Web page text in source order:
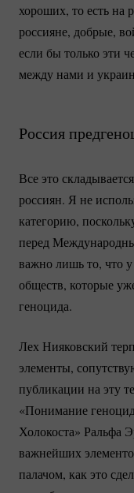
хороших, то есть на
россияне, добрые,
если бы только эти
между нами и
Россия
Все это
россиян. Я не
категорию,
перед
важно лишь то, что
обществ, которые
геноцида.
Лех Нияковский
элементы,
публикации на эту
«Понимание
Холокоста» Ральфа
важнейших
палачом, как это